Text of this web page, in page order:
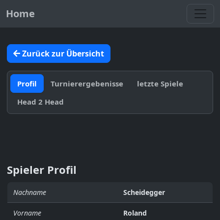
Home
Zurück zur Übersicht
Profil Turnierergebenisse
letzte Spiele
Head 2 Head
Spieler Profil
Nachname Scheidegger
Vorname Roland